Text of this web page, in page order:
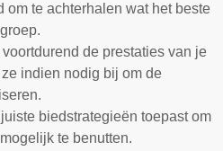
om te achterhalen wat het beste
de prestaties van je
indien nodig bij om de
biedstrategieën toepast om
te benutten.